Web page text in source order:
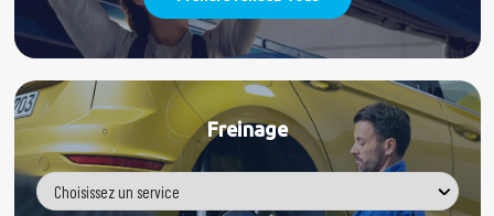
Freinage